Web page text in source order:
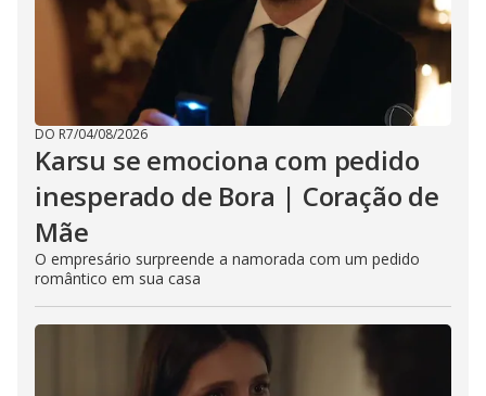
DO R7/04/08/2026
Karsu se emociona com pedido
inesperado de Bora | Coração de
Mãe
O empresário surpreende a namorada com um pedido
romântico em sua casa